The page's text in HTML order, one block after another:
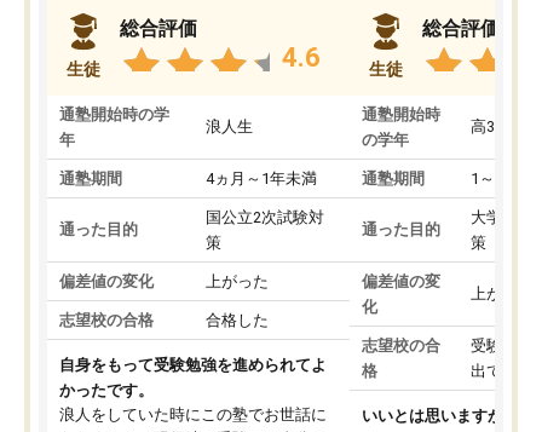
生徒
総合評価
4.6
通塾開始時の学
年
浪人生
通塾期間 4ヵ月～1年未満
通った目的
国公立2次試験対
策
偏差値の変化 上がった
志望校の合格 合格した
自身をもって受験勉強を進められてよ
かったです。
浪人をしていた時にこの塾でお世話に
生徒
総合評価
通塾開始時
の学年
高3
通塾期間 1～3ヵ月
通った目的
大学入学
策
偏差値の変
化
上がった
志望校の合
格
受験して
出ていな
いいとは思いますが、料